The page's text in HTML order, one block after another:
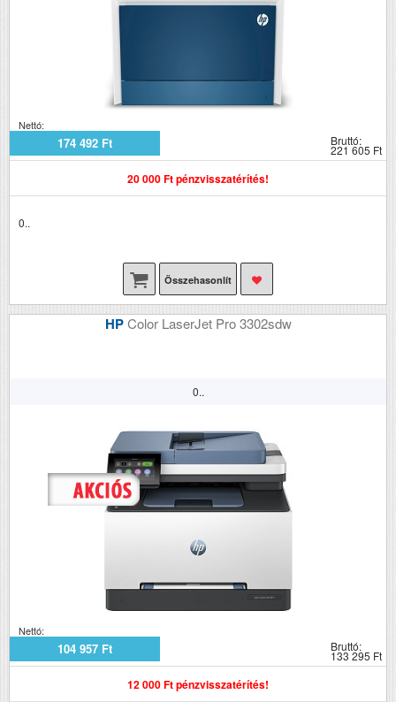
Nettó:
174 492 Ft Bruttó:
221 605 Ft
20 000 Ft pénzvisszatérítés!
0..
Összehasonlít
HPColor LaserJet Pro 3302sdw
0..
Nettó:
104 957 Ft Bruttó:
133 295 Ft
12 000 Ft pénzvisszatérítés!